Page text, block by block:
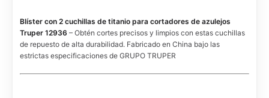
Blíster con 2 cuchillas de titanio para cortadores de azulejos
Truper 12936 – Obtén cortes precisos y limpios con estas cuchillas
de repuesto de alta durabilidad. Fabricado en China bajo las
estrictas especificaciones de GRUPO TRUPER